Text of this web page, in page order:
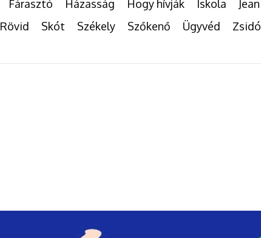
Fárasztó Házasság Hogy hívják Iskola Jean
Rövid Skót Székely Szőkenő Ügyvéd Zsidó